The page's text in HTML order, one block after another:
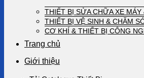
THIẾT BỊ SỬA CHỮA XE MÁY
THIẾT BỊ VỆ SINH & CHĂM
CƠ KHÍ & THIẾT BỊ CÔNG
Trang chủ
Giới thiệu